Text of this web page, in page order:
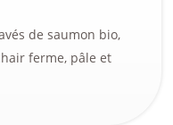
de saumon bio,
ferme, pâle et